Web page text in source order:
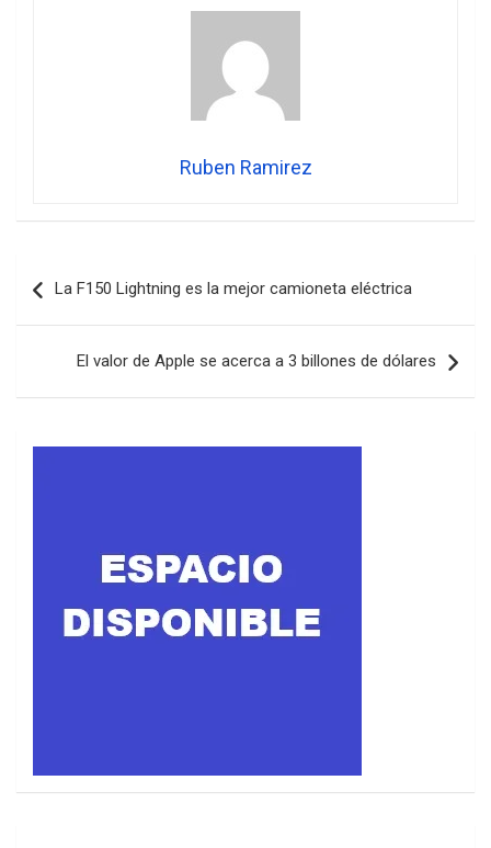
Ruben Ramirez
de
La F150 Lightning es la mejor camioneta eléctrica
El valor de Apple se acerca a 3 billones de dólares